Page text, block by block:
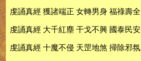
虔誦真經 獲諸端正 女轉男身 福祿壽全
虔誦真經 大千紅塵 干戈不興 國泰民安
虔誦真經 十魔不侵 天罡地煞 掃除邪氛